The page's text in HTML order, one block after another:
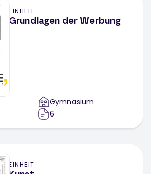
EINHEIT
Grundlagen der Werbung
Gymnasium
6
EINHEIT